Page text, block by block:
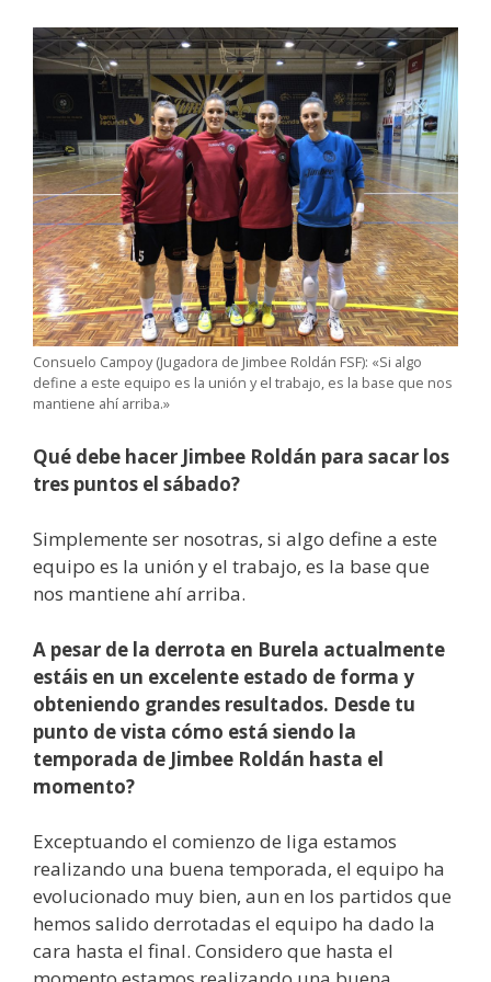
Consuelo Campoy (Jugadora de Jimbee Roldán FSF): «Si algo
define a este equipo es la unión y el trabajo, es la base que nos
mantiene ahí arriba.»
Qué debe hacer Jimbee Roldán para sacar los
tres puntos el sábado?
Simplemente ser nosotras, si algo define a este
equipo es la unión y el trabajo, es la base que
nos mantiene ahí arriba.
A pesar de la derrota en Burela actualmente
estáis en un excelente estado de forma y
obteniendo grandes resultados. Desde tu
punto de vista cómo está siendo la
temporada de Jimbee Roldán hasta el
momento?
Exceptuando el comienzo de liga estamos
realizando una buena temporada, el equipo ha
evolucionado muy bien, aun en los partidos que
hemos salido derrotadas el equipo ha dado la
cara hasta el final. Considero que hasta el